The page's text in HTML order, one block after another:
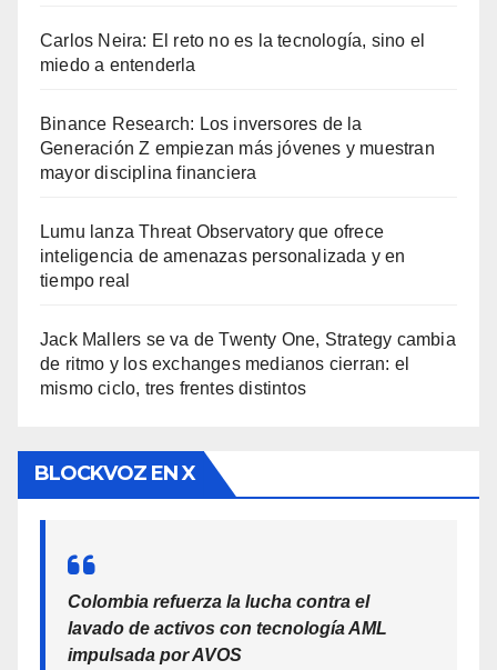
Carlos Neira: El reto no es la tecnología, sino el
miedo a entenderla
Binance Research: Los inversores de la
Generación Z empiezan más jóvenes y muestran
mayor disciplina financiera
Lumu lanza Threat Observatory que ofrece
inteligencia de amenazas personalizada y en
tiempo real
Jack Mallers se va de Twenty One, Strategy cambia
de ritmo y los exchanges medianos cierran: el
mismo ciclo, tres frentes distintos
BLOCKVOZ EN X
Colombia refuerza la lucha contra el
lavado de activos con tecnología AML
impulsada por AVOS